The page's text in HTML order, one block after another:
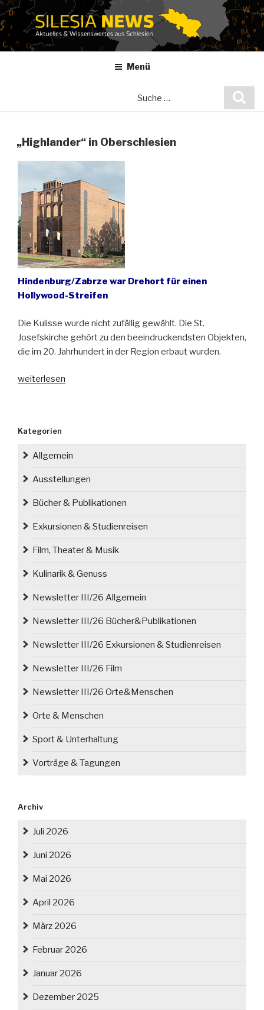
Zum
Inhalt
springen
Menü
„Highlander“ in Oberschlesien
Hindenburg/Zabrze war Drehort für einen
Hollywood-Streifen
Die Kulisse wurde nicht zufällig gewählt. Die St.
Josefskirche gehört zu den beeindruckendsten Objekten,
die im 20. Jahrhundert in der Region erbaut wurden.
„„Highlander“
weiterlesen
Kategorien
Allgemein
Ausstellungen
Bücher & Publikationen
Exkursionen & Studienreisen
Film, Theater & Musik
Kulinarik & Genuss
Newsletter III/26 Allgemein
Newsletter III/26 Bücher&Publikationen
Newsletter III/26 Exkursionen & Studienreisen
Newsletter III/26 Film
Newsletter III/26 Orte&Menschen
Orte & Menschen
Sport & Unterhaltung
Vorträge & Tagungen
Archiv
Juli 2026
Juni 2026
Mai 2026
April 2026
März 2026
Februar 2026
Januar 2026
Dezember 2025